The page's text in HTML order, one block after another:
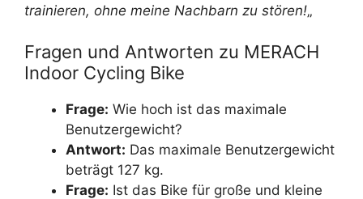
trainieren, ohne meine Nachbarn zu stören!„
Fragen und Antworten zu MERACH
Indoor Cycling Bike
Frage: Wie hoch ist das maximale
Benutzergewicht?
Antwort: Das maximale Benutzergewicht
beträgt 127 kg.
Frage: Ist das Bike für große und kleine